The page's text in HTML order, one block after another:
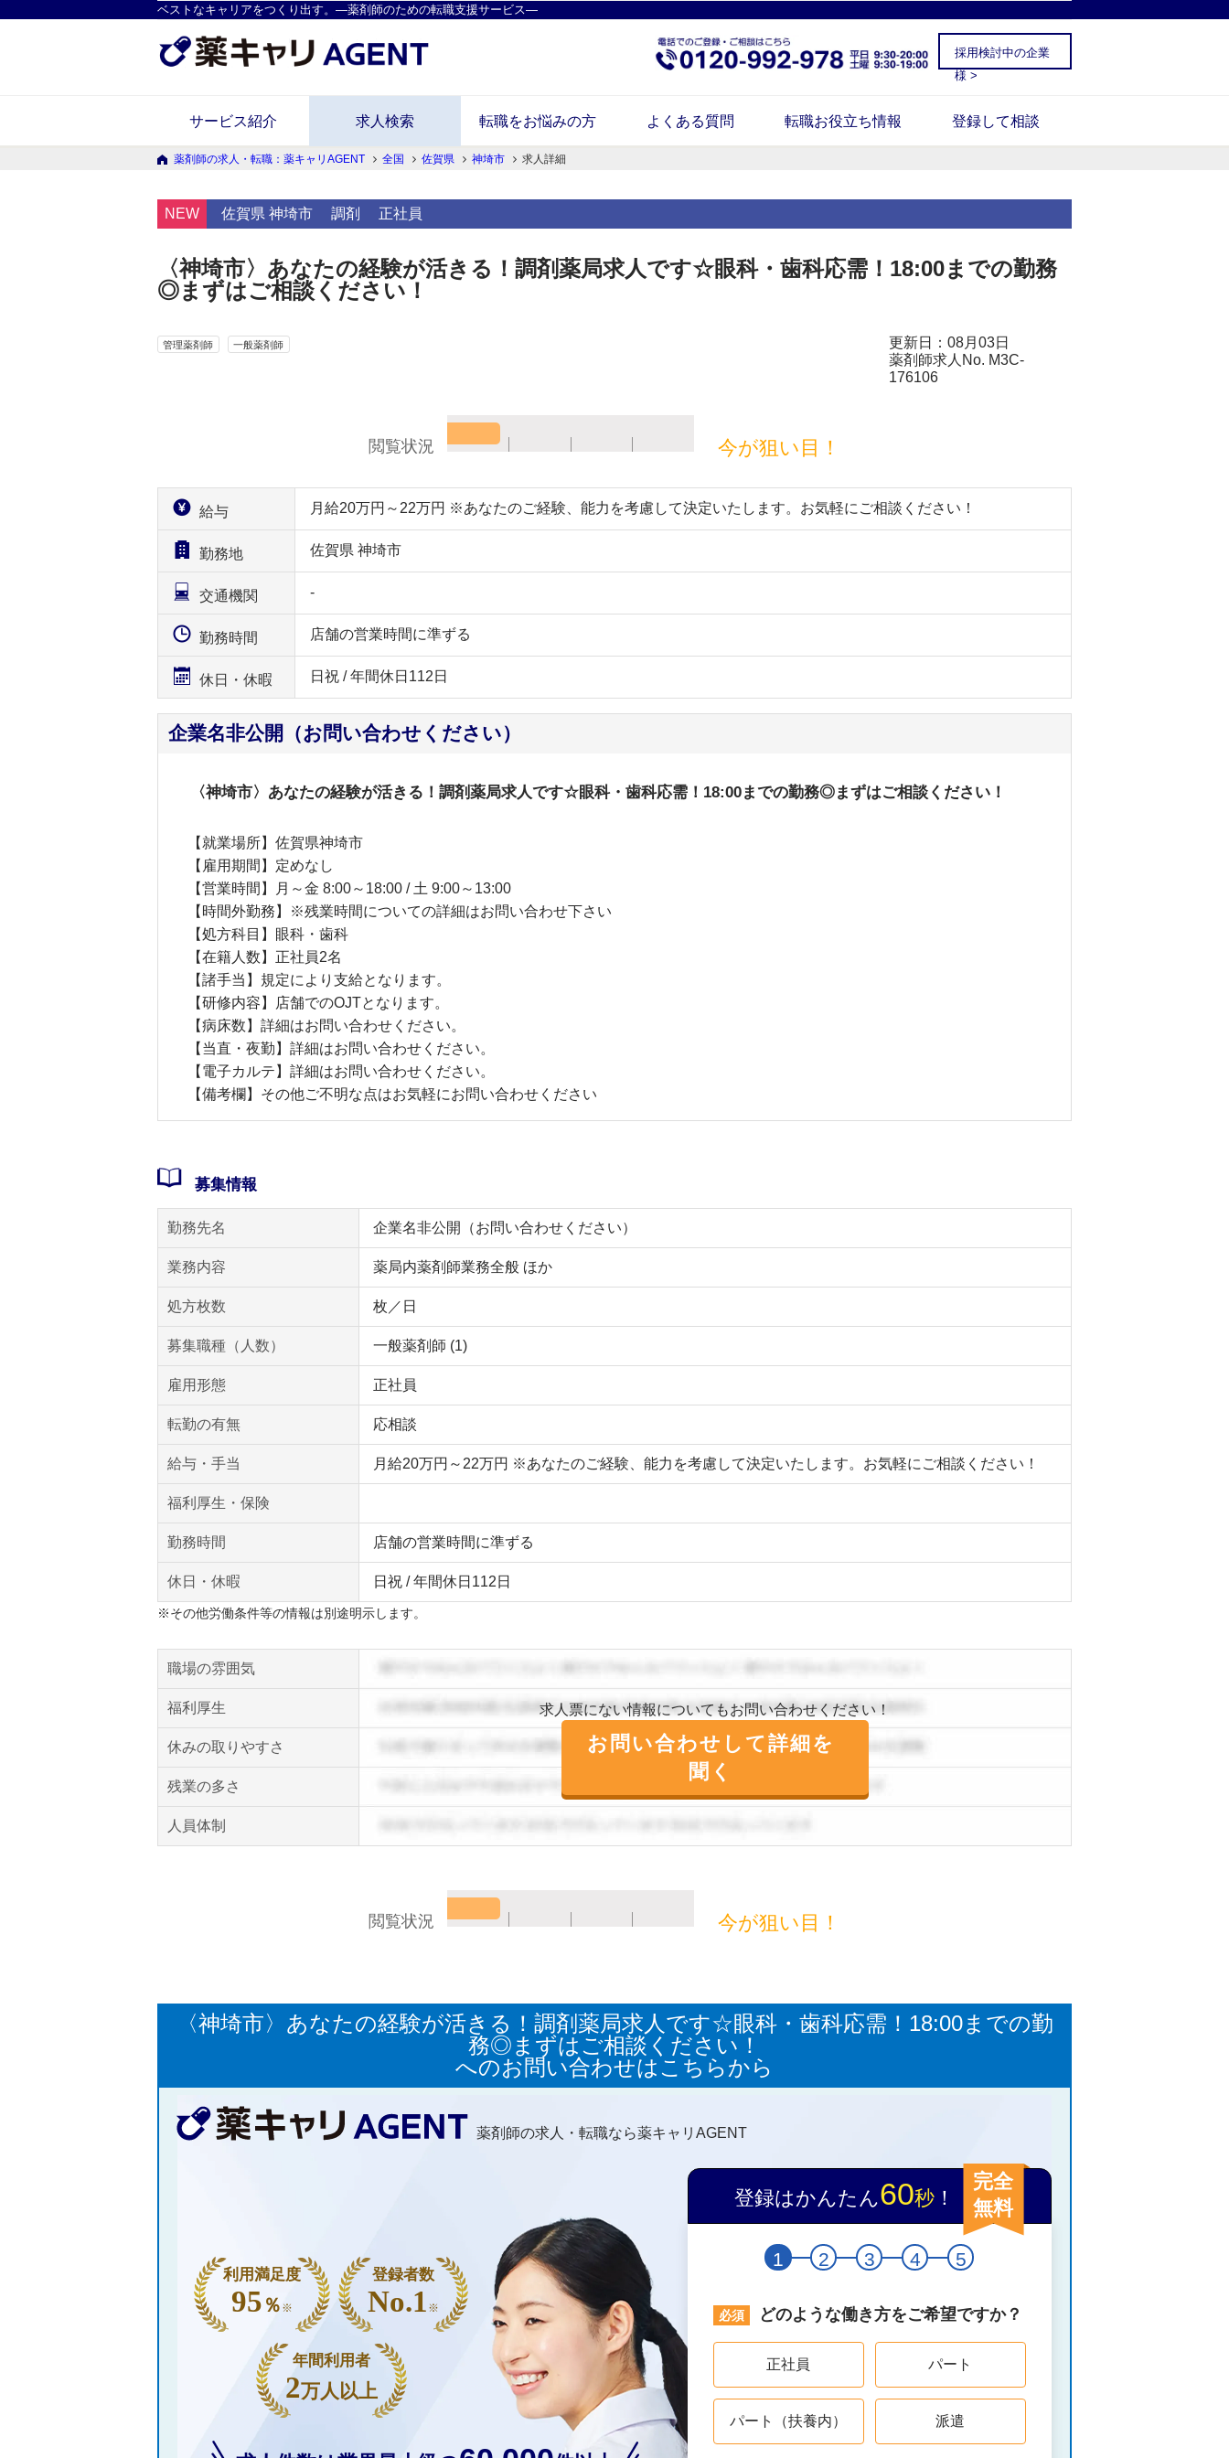
ベストなキャリアをつくり出す。―薬剤師のための転職支援サービス―
採用検討中の企業
様 >
サービス紹介 求人検索 転職をお悩みの方 よくある質問 転職お役立ち情報 登録して相談
薬剤師の求人・転職：薬キャリAGENT 全国 佐賀県 神埼市 求人詳細
NEW 佐賀県 神埼市 調剤 正社員
〈神埼市〉あなたの経験が活きる！調剤薬局求人です☆眼科・歯科応需！18:00までの勤務
◎まずはご相談ください！
管理薬剤師 一般薬剤師
更新日：08月03日
薬剤師求人No. M3C-
176106
閲覧状況 今が狙い目！
給与 月給20万円～22万円 ※あなたのご経験、能力を考慮して決定いたします。お気軽にご相談ください！
勤務地 佐賀県 神埼市
交通機関 -
勤務時間 店舗の営業時間に準ずる
休日・休暇 日祝 / 年間休日112日
企業名非公開（お問い合わせください）
〈神埼市〉あなたの経験が活きる！調剤薬局求人です☆眼科・歯科応需！18:00までの勤務◎まずはご相談ください！
【就業場所】佐賀県神埼市
【雇用期間】定めなし
【営業時間】月～金 8:00～18:00 / 土 9:00～13:00
【時間外勤務】※残業時間についての詳細はお問い合わせ下さい
【処方科目】眼科・歯科
【在籍人数】正社員2名
【諸手当】規定により支給となります。
【研修内容】店舗でのOJTとなります。
【病床数】詳細はお問い合わせください。
【当直・夜勤】詳細はお問い合わせください。
【電子カルテ】詳細はお問い合わせください。
【備考欄】その他ご不明な点はお気軽にお問い合わせください
募集情報
勤務先名 企業名非公開（お問い合わせください）
業務内容 薬局内薬剤師業務全般 ほか
処方枚数 枚／日
募集職種（人数） 一般薬剤師 (1)
雇用形態 正社員
転勤の有無 応相談
給与・手当 月給20万円～22万円 ※あなたのご経験、能力を考慮して決定いたします。お気軽にご相談ください！
福利厚生・保険
勤務時間 店舗の営業時間に準ずる
休日・休暇 日祝 / 年間休日112日
※その他労働条件等の情報は別途明示します。
職場の雰囲気
求人票にない情報についてもお問い合わせください！
お問い合わせして詳細を
聞く
福利厚生
休みの取りやすさ
残業の多さ
人員体制
閲覧状況 今が狙い目！
〈神埼市〉あなたの経験が活きる！調剤薬局求人です☆眼科・歯科応需！18:00までの勤
務◎まずはご相談ください！
へのお問い合わせはこちらから
薬剤師の求人・転職なら薬キャリAGENT
利用満足度
95 ％ ※
登録者数
No.1 ※
年間利用者
2万人以上
登録はかんたん60秒！
完全
無料
1 2 3 4 5
どのような働き方をご希望ですか？
正社員 パート
パート（扶養内） 派遣